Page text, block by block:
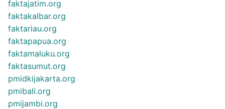
faktajatim.org
faktakalbar.org
faktariau.org
faktapapua.org
faktamaluku.org
faktasumut.org
pmidkijakarta.org
pmibali.org
pmijambi.org